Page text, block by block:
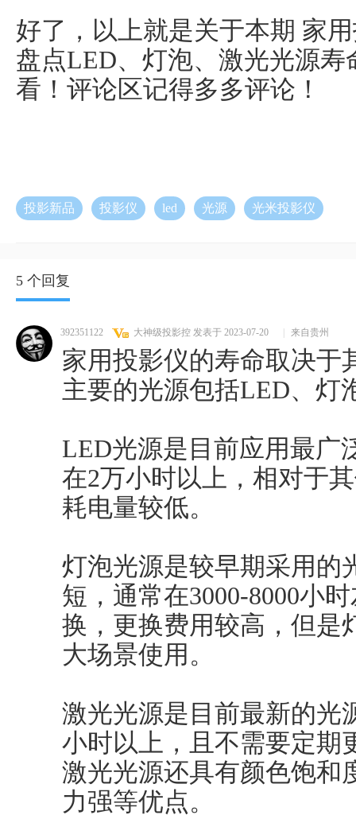
好了，以上就是关于本期 家
盘点LED、灯泡、激光光源
看！评论区记得多多评论！
投影新品 投影仪 led 光源 光米投影仪
5 个回复
392351122 大神级投影控 发表于 2023-07-20 来自贵州
家用投影仪的寿命取决于
主要的光源包括LED、灯
LED光源是目前应用最广
在2万小时以上，相对于
耗电量较低。
灯泡光源是较早期采用的
短，通常在3000-8000小
换，更换费用较高，但是
大场景使用。
激光光源是目前最新的光
小时以上，且不需要定期
激光光源还具有颜色饱和
力强等优点。